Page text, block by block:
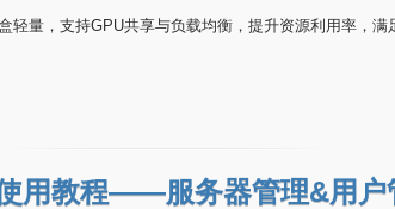
轻量，支持GPU共享与负载均衡，提升资源利用率，满
用教程——服务器管理&用户